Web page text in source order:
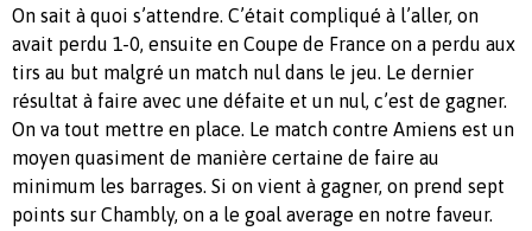
On sait à quoi s’attendre. C’était compliqué à l’aller, on
avait perdu 1-0, ensuite en Coupe de France on a perdu aux
tirs au but malgré un match nul dans le jeu. Le dernier
résultat à faire avec une défaite et un nul, c’est de gagner.
On va tout mettre en place. Le match contre Amiens est un
moyen quasiment de manière certaine de faire au
minimum les barrages. Si on vient à gagner, on prend sept
points sur Chambly, on a le goal average en notre faveur.